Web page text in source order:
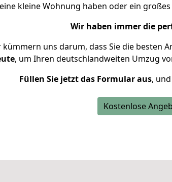
kleine Wohnung haben oder ein
Wir haben immer die
kümmern uns darum, dass Sie die besten
, um Ihren deutschlandweiten Umzug
Füllen Sie jetzt das Formular aus,
Kostenlose